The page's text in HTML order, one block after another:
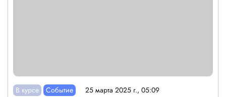
В курсе Событие 25 марта 2025 г., 05:09